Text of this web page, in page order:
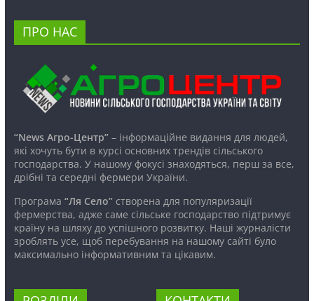
ПРО НАС
“News Агро-Центр”– інформаційне видання для людей,
які хочуть бути в курсі основних трендів сільського
господарства. У нашому фокусі знаходяться, перш за все,
дрібні та середні фермери України.
Програма “Ля Село”створена для популяризації
фермерства, адже саме сільське господарство підтримує
країну на шляху до успішного розвитку. Наші журналісти
зроблять усе, щоб перебування на нашому сайті було
максимально інформативним та цікавим.